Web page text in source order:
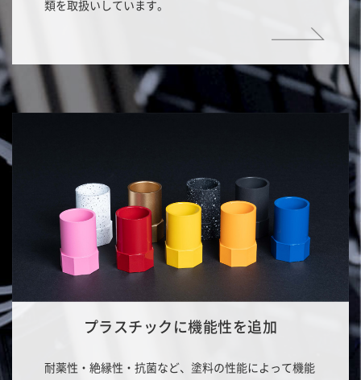
類を取扱いしています。
プラスチックに機能性を追加
耐薬性・絶縁性・抗菌など、塗料の性能によって機能